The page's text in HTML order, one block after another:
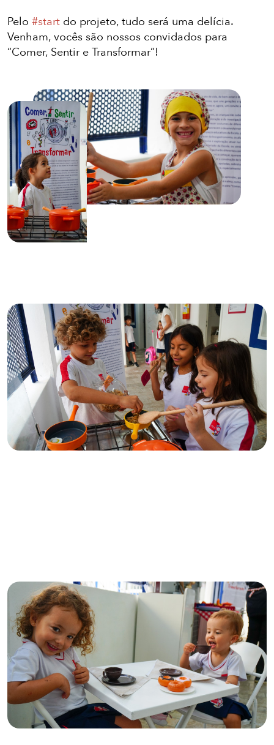
Pelo #start do projeto, tudo será uma delícia.
Venham, vocês são nossos convidados para
“Comer, Sentir e Transformar”!